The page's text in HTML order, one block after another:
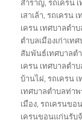
สำราญ,รถเครน
เสาเล้า,รถเครน
เครน เทศบาลตำ
ตำบลเมืองเก่าเท
สัมพันธ์เทศบาลต
เครน เทศบาลตำ
บ้านไผ่,รถเครน
เทศบาลตำบลท่าพ
เมือง,รถเครนขอ
เครนขอนแก่นรับ